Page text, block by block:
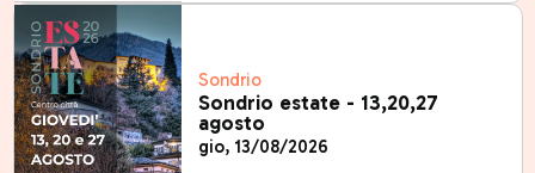
Sondrio
Sondrio estate - 13,20,27
agosto
gio, 13/08/2026